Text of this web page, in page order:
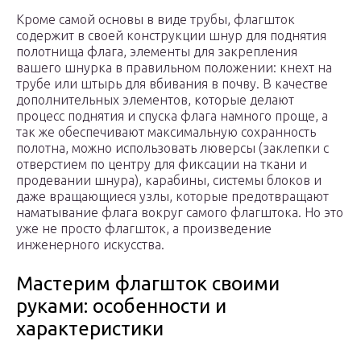
Кроме самой основы в виде трубы, флагшток
содержит в своей конструкции шнур для поднятия
полотнища флага, элементы для закрепления
вашего шнурка в правильном положении: кнехт на
трубе или штырь для вбивания в почву. В качестве
дополнительных элементов, которые делают
процесс поднятия и спуска флага намного проще, а
так же обеспечивают максимальную сохранность
полотна, можно использовать люверсы (заклепки с
отверстием по центру для фиксации на ткани и
продевании шнура), карабины, системы блоков и
даже вращающиеся узлы, которые предотвращают
наматывание флага вокруг самого флагштока. Но это
уже не просто флагшток, а произведение
инженерного искусства.
Мастерим флагшток своими
руками: особенности и
характеристики